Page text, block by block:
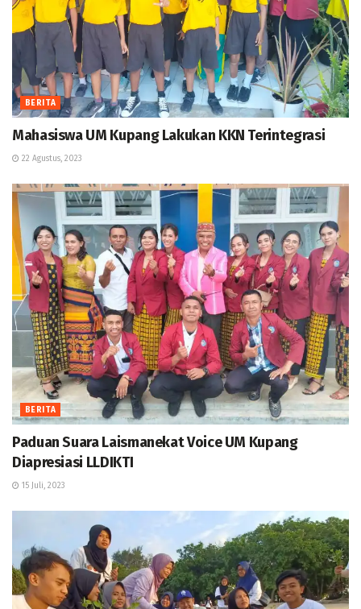
BERITA
Mahasiswa UM Kupang Lakukan KKN Terintegrasi
22 Agustus, 2023
BERITA
Paduan Suara Laismanekat Voice UM Kupang
Diapresiasi LLDIKTI
15 Juli, 2023